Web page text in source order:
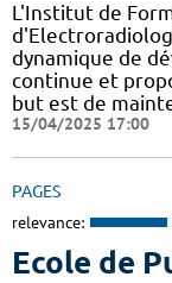
L'Institut de
dynamique de
continue et
but est de
15/04/2025 17:00
PAGES
relevance:
Ecole de